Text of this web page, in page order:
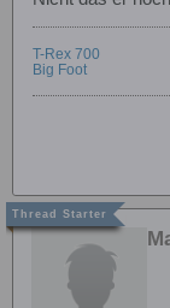
T-Rex 700
Big Foot